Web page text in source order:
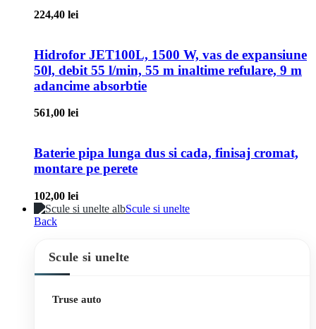
224,40 lei
Hidrofor JET100L, 1500 W, vas de expansiune
50l, debit 55 l/min, 55 m inaltime refulare, 9 m
adancime absorbtie
561,00 lei
Baterie pipa lunga dus si cada, finisaj cromat,
montare pe perete
102,00 lei
Scule si unelte
Back
Scule si unelte
Truse auto